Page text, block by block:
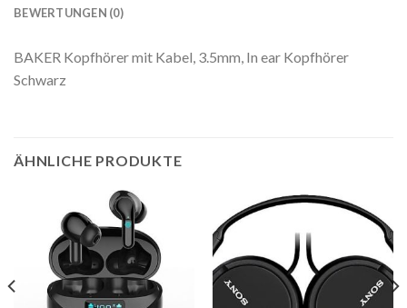
BEWERTUNGEN (0)
BAKER Kopfhörer mit Kabel, 3.5mm, In ear Kopfhörer
Schwarz
ÄHNLICHE PRODUKTE